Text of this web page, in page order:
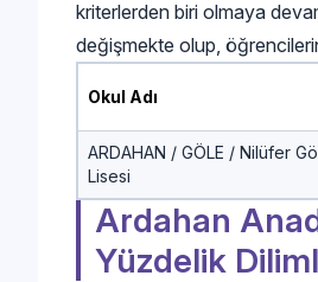
kriterlerden biri olmaya
değişmekte olup,
Okul Adı
ARDAHAN / GÖLE / Nilüfer
Lisesi
Ardahan
Yüzdelik